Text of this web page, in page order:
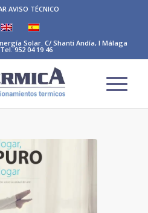
AVISO TÉCNICO
Solar. C/ Shanti Andía, I Málaga
952 04 19 46